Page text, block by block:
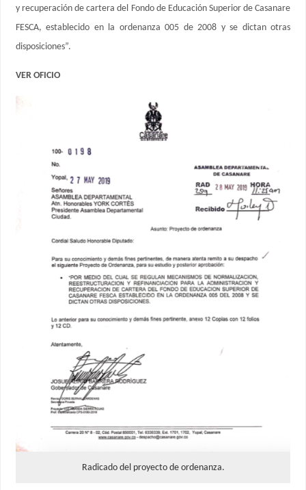
y recuperación de cartera del Fondo de Educación Superior de Casanare
FESCA, establecido en la ordenanza 005 de 2008 y se dictan otras
disposiciones”.
VER OFICIO
Radicado del proyecto de ordenanza.